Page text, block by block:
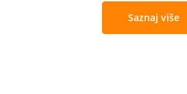
Saznaj više